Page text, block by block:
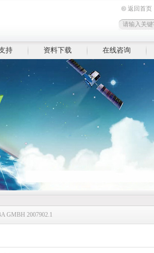
返回首页
持 资料下载 在线咨询
GMBH 2007902.1